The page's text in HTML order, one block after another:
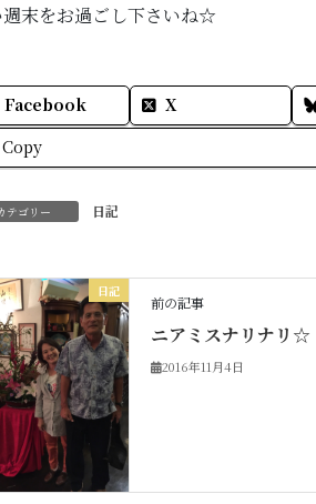
週末をお過ごし下さいね☆
Facebook X
Copy
テゴリー 日記
日記
前の記事
ニアミスナリナリ☆
2016年11月4日